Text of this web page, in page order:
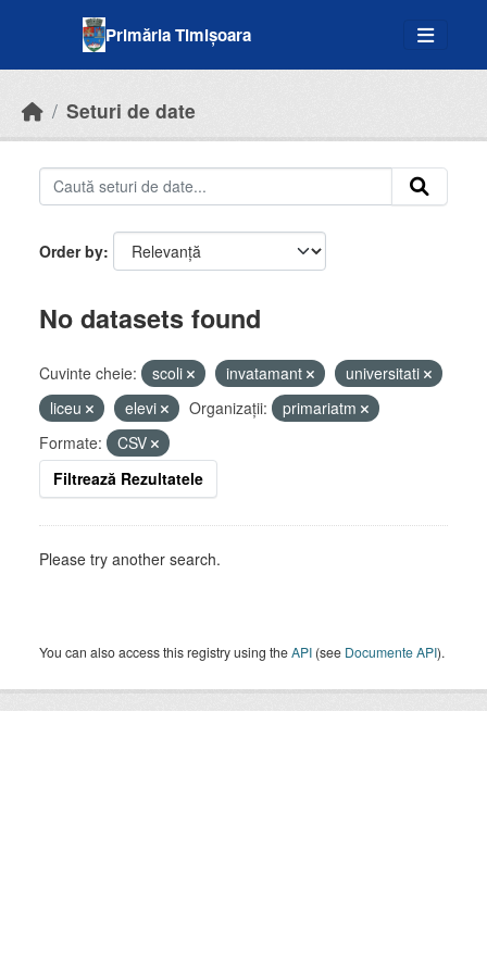
Primăria Timișoara
Seturi de date
Order by
No datasets found
Cuvinte cheie: scoli invatamant
universitati
liceu
elevi Organizații:
primariatm
Formate:
CSV
Filtrează Rezultatele
Please try another search.
You can also access this registry using theAPI (see Documente API).